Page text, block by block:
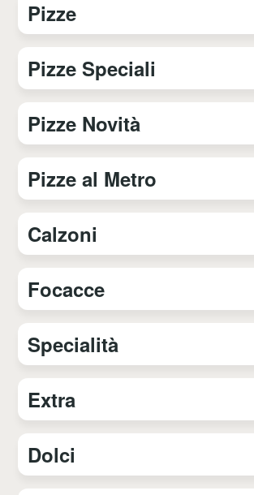
Pizze
Pizze Speciali
Pizze Novità
Pizze al Metro
Calzoni
Focacce
Specialità
Extra
Dolci